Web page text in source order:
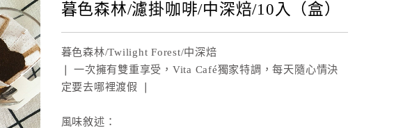
暮色森林/濾掛咖啡/中深焙/10入（盒）
暮色森林/Twilight Forest/中深焙
❘ 一次擁有雙重享受，Vita Café獨家特調，每天隨心情決
定要去哪裡渡假 ❘
風味敘述：